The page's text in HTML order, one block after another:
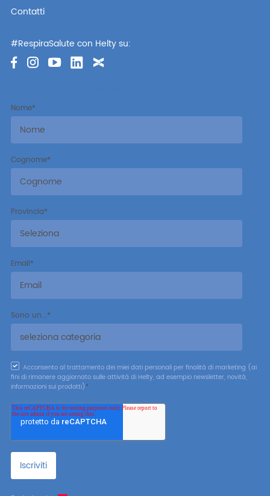
Contatti
#RespiraSalute con Helty su:
Nome*
Cognome*
Provincia*
Email*
Sono un...*
Acconsento al trattamento dei miei dati personali per finalità di marketing (ai
fini di rimanere aggiornato sulle attività di Helty, ad esempio newsletter, novità,
informazioni sui prodotti)*